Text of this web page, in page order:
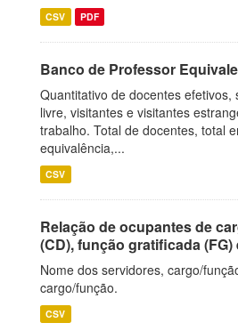
CSV PDF
Banco de Professor
Quantitativo de docentes efetivos,
livre, visitantes e visitantes
trabalho. Total de docentes, total
equivalência,...
CSV
Relação de ocupantes de
(CD), função gratificada (FG)
Nome dos servidores, cargo/
cargo/função.
CSV